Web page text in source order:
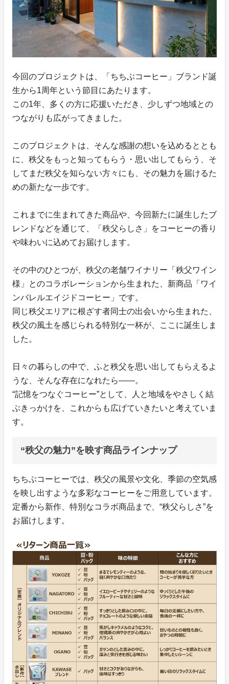
今回のプロジェクトは、「ちちぶコーヒー」ブランド誕
生から1周年という節目にあたります。
この1年、多くの方に応援いただき、少しずつ地域との
つながりも広がってきました。
このプロジェクトは、そんな感謝の想いを込めるととも
に、秩父をもっと知ってもらう・思い出してもらう、そ
してまだ秩父を知らない方々にも、その魅力を届けるた
めの新たな一歩です。
これまでに生まれてきた商品や、今回新たに誕生したブ
レンドなどを通じて、「秩父らしさ」をコーヒーの香り
や味わいに込めてお届けします。
その中のひとつが、秩父の老舗ワイナリー「秩父ワイン
様」とのコラボレーションから生まれた、新商品「ワイ
ンバレルエイジドコーヒー」です。
同じ秩父エリアに根ざす者同士の出会いから生まれた、
秩父の風土を感じられる特別な一杯が、ここに誕生しま
した。
日々の暮らしの中で、ふと秩父を思い出してもらえるよ
うな、そんな存在になれたら――。
“記憶をつなぐコーヒー”として、人と地域をやさしく結
ぶきっかけを、これからも広げていきたいと考えていま
す。
“秩父の魅力”を映す商品ラインナップ
ちちぶコーヒーでは、秩父の風景や文化、季節の空気感
を映し出すような多彩なコーヒーをご用意しています。
定番から新作、特別なコラボ商品まで、“秩父らしさ”を
お届けします。